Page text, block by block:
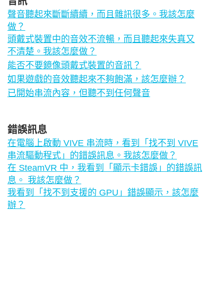
聲音聽起來斷斷續續，而且雜訊很多。我該怎麼
做？
頭戴式裝置中的音效不流暢，而且聽起來失真又
不清楚。我該怎麼做？
能否不要鏡像頭戴式裝置的音訊？
如果遊戲的音效聽起來不夠飽滿，該怎麼辦？
已開始串流內容，但聽不到任何聲音
錯誤訊息
在電腦上啟動 VIVE 串流時，看到「找不到 VIVE
串流驅動程式」的錯誤訊息。我該怎麼做？
在 SteamVR 中，我看到「顯示卡錯誤」的錯誤訊
息。 我該怎麼做？
我看到「找不到支援的 GPU」錯誤顯示，該怎麼
辦？